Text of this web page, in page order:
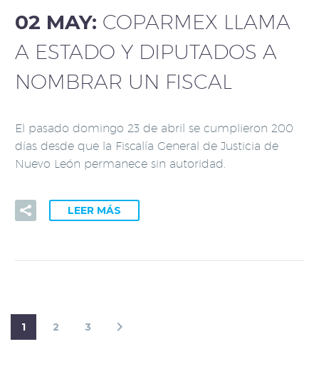
02 MAY: COPARMEX LLAMA
A ESTADO Y DIPUTADOS A
NOMBRAR UN FISCAL
El pasado domingo 23 de abril se cumplieron 200
días desde que la Fiscalía General de Justicia de
Nuevo León permanece sin autoridad.
LEER MÁS
1 2 3